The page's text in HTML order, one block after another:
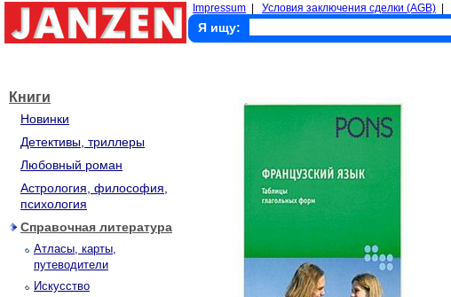
Impressum Условия заключения сделки (AGB)
Я ищу:
Книги
Новинки
Детективы, триллеры
Любовный роман
Астрология, философия,
психология
Справочная литература
Атласы, карты,
путеводители
Искусство